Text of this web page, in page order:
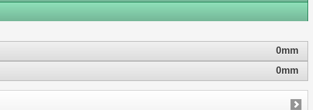
0mm
0mm